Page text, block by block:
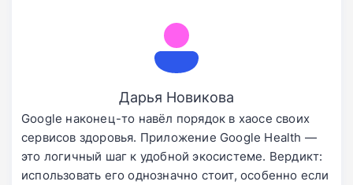
Дарья Новикова
Google наконец-то навёл порядок в хаосе своих
сервисов здоровья. Приложение Google Health —
это логичный шаг к удобной экосистеме. Вердикт:
использовать его однозначно стоит, особенно если